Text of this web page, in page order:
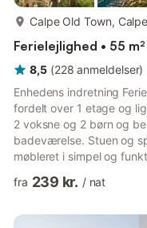
Calpe Old Town, Calpe
Ferielejlighed • 55
8,5 (228 anmeldelser)
Enhedens indretning
fordelt over 1 etage og
2 voksne og 2 børn og
badeværelse. Stuen og
møbleret i simpel og
og udsigt over
er udstyret med badekar
fra 239 kr. / nat